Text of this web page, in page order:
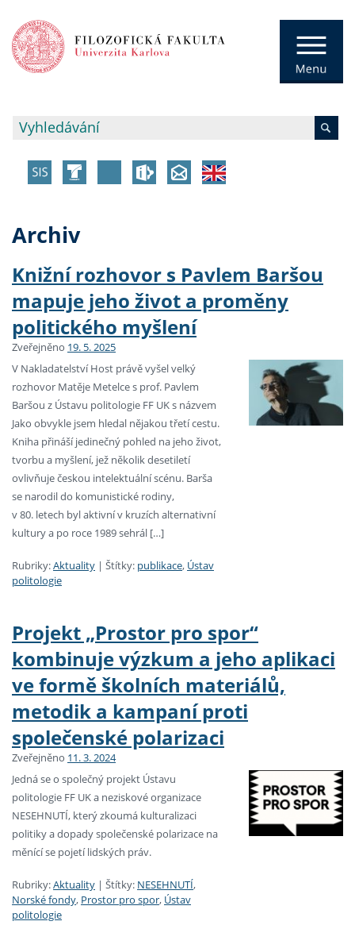
Archiv
Knižní rozhovor s Pavlem Baršou
mapuje jeho život a proměny
politického myšlení
Zveřejněno 19. 5. 2025
V Nakladatelství Host právě vyšel velký
rozhovor Matěje Metelce s prof. Pavlem
Baršou z Ústavu politologie FF UK s názvem
Jako obvykle jsem hledal nějakou třetí cestu.
Kniha přináší jedinečný pohled na jeho život,
tvorbu a myšlení, jež několik desetiletí
ovlivňuje českou intelektuální scénu. Barša
se narodil do komunistické rodiny,
v 80. letech byl aktivní v kruzích alternativní
kultury a po roce 1989 sehrál […]
Rubriky:Aktuality | Štítky: publikace, Ústav
politologie
Projekt „Prostor pro spor“
kombinuje výzkum a jeho aplikaci
ve formě školních materiálů,
metodik a kampaní proti
společenské polarizaci
Zveřejněno 11. 3. 2024
Jedná se o společný projekt Ústavu
politologie FF UK a neziskové organizace
NESEHNUTÍ, který zkoumá kulturalizaci
politiky a dopady společenské polarizace na
měnící se pojetí lidských práv.
Rubriky:Aktuality | Štítky: NESEHNUTÍ,
Norské fondy, Prostor pro spor, Ústav
politologie